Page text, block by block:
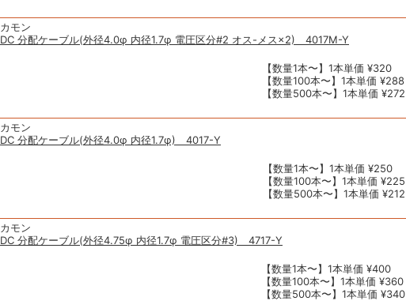
カモン
DC 分配ケーブル(外径4.0φ 内径1.7φ 電圧区分#2 オス-メス×2) 4017M-Y
【数量1本〜】1本単価 ¥320
【数量100本〜】1本単価 ¥288
【数量500本〜】1本単価 ¥272
カモン
DC 分配ケーブル(外径4.0φ 内径1.7φ) 4017-Y
【数量1本〜】1本単価 ¥250
【数量100本〜】1本単価 ¥225
【数量500本〜】1本単価 ¥212
カモン
DC 分配ケーブル(外径4.75φ 内径1.7φ 電圧区分#3) 4717-Y
【数量1本〜】1本単価 ¥400
【数量100本〜】1本単価 ¥360
【数量500本〜】1本単価 ¥340